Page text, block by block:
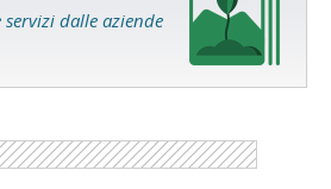
dalle aziende